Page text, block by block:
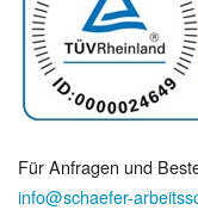
Für Anfragen und
info@schaefer-